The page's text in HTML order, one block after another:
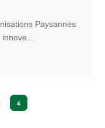
Paysannes
…
4